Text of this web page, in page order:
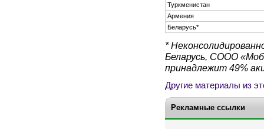
Туркменистан
Армения
Беларусь*
*
Беларусь, СООО
принадлежит 49%
Другие материалы из
Рекламные ссылки